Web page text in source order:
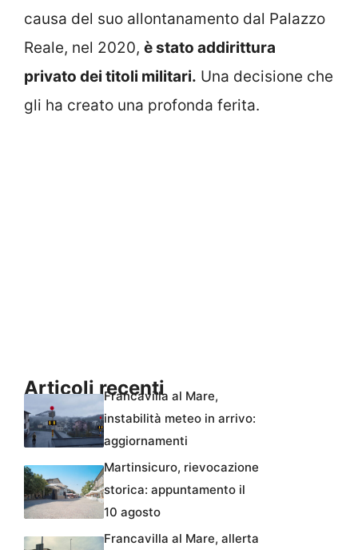
causa del suo allontanamento dal Palazzo
Reale, nel 2020, è stato addirittura
privato dei titoli militari. Una decisione che
gli ha creato una profonda ferita.
Articoli recenti
Francavilla al Mare,
instabilità meteo in arrivo:
aggiornamenti
Martinsicuro, rievocazione
storica: appuntamento il
10 agosto
Francavilla al Mare, allerta